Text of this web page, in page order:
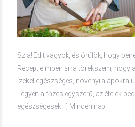
Szia! Edit vagyok, és örülök, hogy
Receptjeimben arra törekszem, hogy
ízeket egészséges, növényi alapokra
Legyen a főzés egyszerű, az ételek
egészségesek! :) Minden nap!